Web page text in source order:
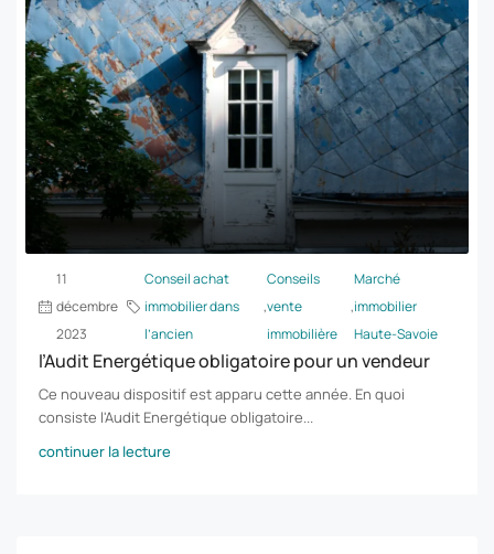
11
décembre
2023
Conseil achat
immobilier dans
l’ancien
,
Conseils
vente
immobilière
,
Marché
immobilier
Haute-Savoie
l’Audit Energétique obligatoire pour un vendeur
Ce nouveau dispositif est apparu cette année. En quoi
consiste l'Audit Energétique obligatoire...
continuer la lecture